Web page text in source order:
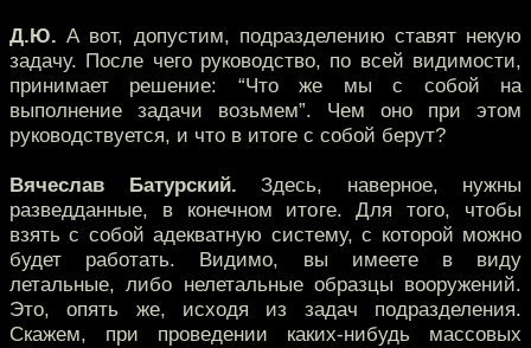
Д.Ю. А вот, допустим, подразделению ставят некую
задачу. После чего руководство, по всей видимости,
принимает решение: “Что же мы с собой на
выполнение задачи возьмем”. Чем оно при этом
руководствуется, и что в итоге с собой берут?
Вячеслав Батурский. Здесь, наверное, нужны
разведданные, в конечном итоге. Для того, чтобы
взять с собой адекватную систему, с которой можно
будет работать. Видимо, вы имеете в виду
летальные, либо нелетальные образцы вооружений.
Это, опять же, исходя из задач подразделения.
Скажем, при проведении каких-нибудь массовых